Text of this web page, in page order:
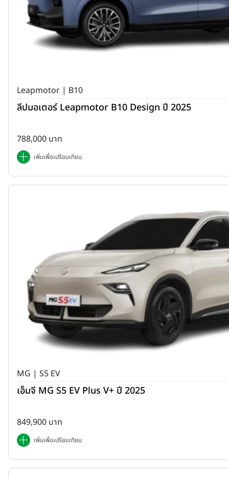
Leapmotor | B10
ลีปมอเตอร์ Leapmotor B10 Design ปี 2025
788,000 บาท
เพิ่มเพื่อเปรียบเทียบ
MG | S5 EV
เอ็มจี MG S5 EV Plus V+ ปี 2025
849,900 บาท
เพิ่มเพื่อเปรียบเทียบ